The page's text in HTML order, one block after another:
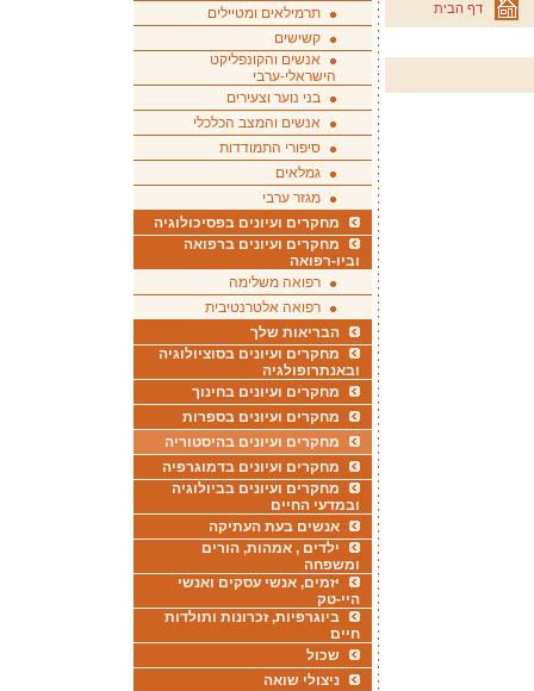
דף הבית
תרמילאים ומטיילים
קשישים
אנשים והקונפליקט
הישראלי-ערבי
בני נוער וצעירים
אנשים והמצב הכלכלי
סיפורי התמודדות
גמלאים
מגזר ערבי
מחקרים ועיונים בפסיכולוגיה
מחקרים ועיונים ברפואה
וביו-רפואה
רפואה משלימה
רפואה אלטרנטיבית
הבריאות שלך
מחקרים ועיונים בסוציולוגיה
ובאנתרופולגיה
מחקרים ועיונים בחינוך
מחקרים ועיונים בספרות
מחקרים ועיונים בהיסטוריה
מחקרים ועיונים בדמוגרפיה
מחקרים ועיונים בביולוגיה
ובמדעי החיים
אנשים בעת העתיקה
ילדים , אמהות, הורים
ומשפחה
יזמים, אנשי עסקים ואנשי
היי-טק
ביוגרפיות, זכרונות ותולדות
חיים
שכול
ניצולי שואה